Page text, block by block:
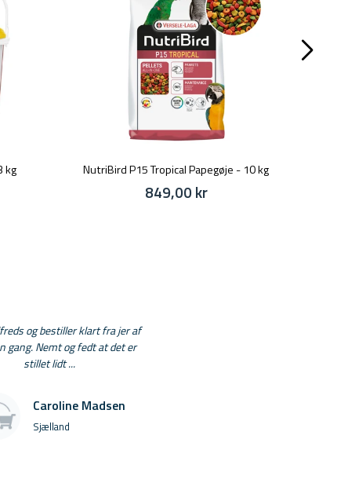
kg NutriBird P15 Tropical Papegøje - 10 kg
849,00 kr
og bestiller klart fra jer af
gang. Nemt og fedt at det er
stillet lidt ...
Caroline Madsen
Sjælland